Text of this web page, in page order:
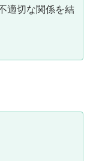
適切な関係を結